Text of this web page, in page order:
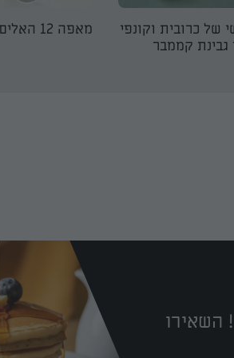
של כרובית וקונפי
קממבר
מאפה 12 האלים עם זעתר
השאירו